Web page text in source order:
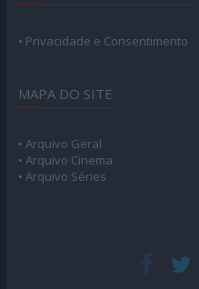
• Privacidade e Consentimento
MAPA DO SITE
• Arquivo Geral
• Arquivo Cinema
• Arquivo Séries